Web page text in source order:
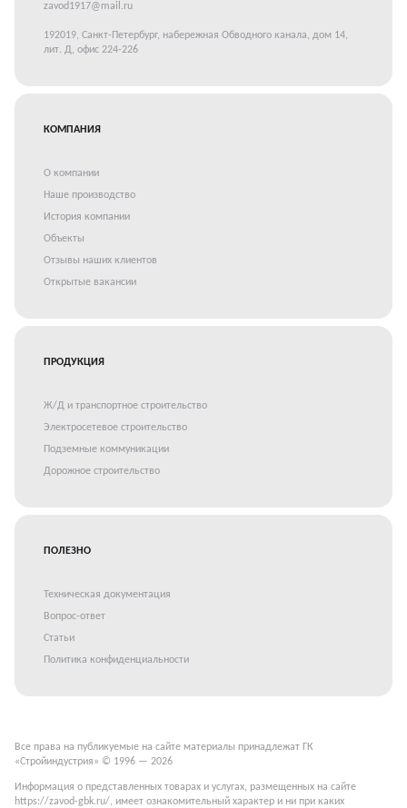
zavod1917@mail.ru
192019, Санкт-Петербург, набережная Обводного канала, дом 14,
лит. Д, офис 224-226
КОМПАНИЯ
О компании
Наше производство
История компании
Объекты
Отзывы наших клиентов
Открытые вакансии
ПРОДУКЦИЯ
Ж/Д и транспортное строительство
Электросетевое строительство
Подземные коммуникации
Дорожное строительство
ПОЛЕЗНО
Техническая документация
Вопрос-ответ
Статьи
Политика конфиденциальности
Все права на публикуемые на сайте материалы принадлежат ГК
«Стройиндустрия» © 1996 — 2026
Информация о представленных товарах и услугах, размещенных на сайте
https://zavod-gbk.ru/, имеет ознакомительный характер и ни при каких